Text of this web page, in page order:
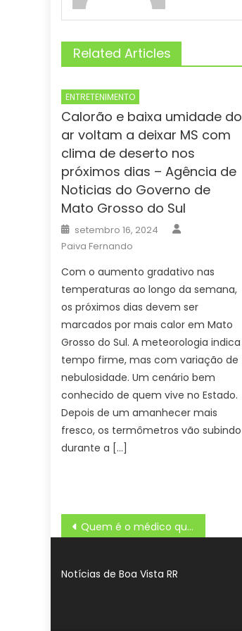
Related Articles
ENTRETENIMENTO
Calorão e baixa umidade do
ar voltam a deixar MS com
clima de deserto nos
próximos dias – Agência de
Noticias do Governo de
Mato Grosso do Sul
Posted
on
setembro 16, 2024
Paiva Fernando
Com o aumento gradativo nas
temperaturas ao longo da semana,
os próximos dias devem ser
marcados por mais calor em Mato
Grosso do Sul. A meteorologia indica
tempo firme, mas com variação de
nebulosidade. Um cenário bem
conhecido de quem vive no Estado.
Depois de um amanhecer mais
fresco, os termômetros vão subindo
durante a […]
Navegação
de
Post
Quem é o médico que perdeu a vida em ataque cruel no Espírito Santo: ' ENCONTRO COM…'
Notícias de Boa Vista RR